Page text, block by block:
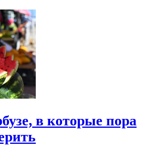
в которые пора